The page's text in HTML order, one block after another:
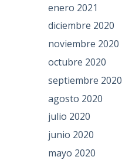
enero 2021
diciembre 2020
noviembre 2020
octubre 2020
septiembre 2020
agosto 2020
julio 2020
junio 2020
mayo 2020